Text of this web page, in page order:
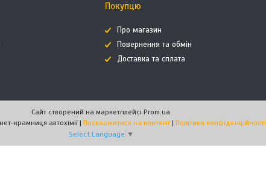
Покупцю
Про магазин
Повернення та обмін
Доставка та сплата
Сайт створений на маркетплейсі Prom.ua
AutoHimShop інтернет-крамниця автохімії | Поскаржитися на контент | Політика конфіденційності
Select Language ▼